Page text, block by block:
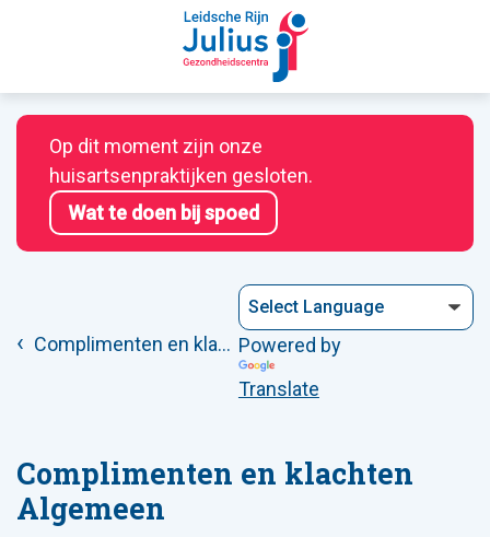
Op dit moment zijn onze
huisartsenpraktijken gesloten.
Wat te doen bij spoed
Complimenten en klachten
Powered by
Translate
Complimenten en klachten
Algemeen